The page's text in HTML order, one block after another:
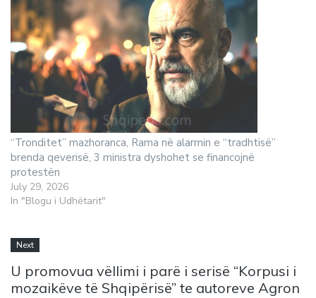
“Tronditet” mazhoranca, Rama në alarmin e “tradhtisë”
brenda qeverisë, 3 ministra dyshohet se financojnë
protestën
July 29, 2026
In "Blogu i Udhëtarit"
Next
U promovua vëllimi i parë i serisë “Korpusi i
mozaikëve të Shqipërisë” te autoreve Agron